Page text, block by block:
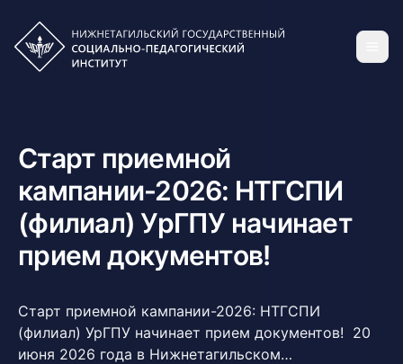
Старт приемной
кампании-2026: НТГСПИ
(филиал) УрГПУ начинает
прием документов!
Старт приемной кампании-2026: НТГСПИ
(филиал) УрГПУ начинает прием документов! 20
июня 2026 года в Нижнетагильском